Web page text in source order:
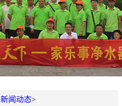
新闻动态>